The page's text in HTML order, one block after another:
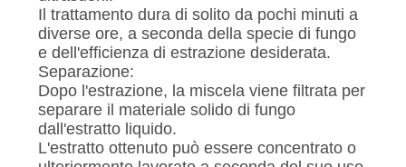
Il trattamento dura di solito da pochi minuti a
diverse ore, a seconda della specie di fungo
e dell'efficienza di estrazione desiderata.
Separazione:
Dopo l'estrazione, la miscela viene filtrata per
separare il materiale solido di fungo
dall'estratto liquido.
L'estratto ottenuto può essere concentrato o